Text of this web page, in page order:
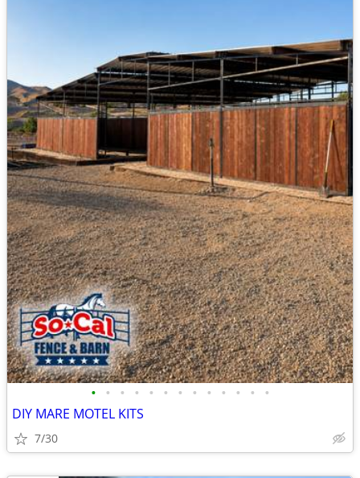
• • • • • • • • • • • • •
DIY MARE MOTEL KITS
7/30